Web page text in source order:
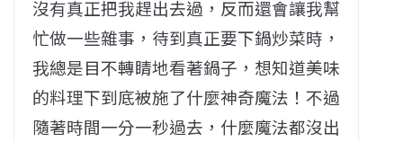
沒有真正把我趕出去過，反而還會讓我幫
忙做一些雜事，待到真正要下鍋炒菜時，
我總是目不轉睛地看著鍋子，想知道美味
的料理下到底被施了什麼神奇魔法！不過
隨著時間一分一秒過去，什麼魔法都沒出